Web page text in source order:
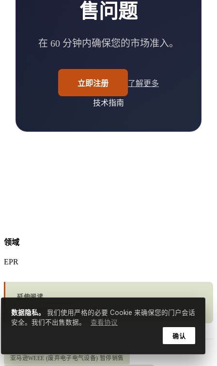
售问题
在 60 分钟内确保您的市场准入。
立即注册 了解更多
技术指南
领域
EPR
延伸阅读
Weee Registration Service →
亚马逊WEEE (废弃电子电气设备) 暂停销售
数据隐私。
我们使用严格的必要 Cookie 来确保您的门户会话
安全。我们不出售数据。
查看协议
确认